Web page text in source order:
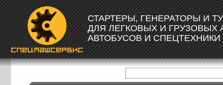
СТАРТЕРЫ, ГЕНЕРАТОРЫ И
ДЛЯ ЛЕГКОВЫХ И ГРУЗОВЫХ
АВТОБУСОВ И СПЕЦТЕХНИКИ